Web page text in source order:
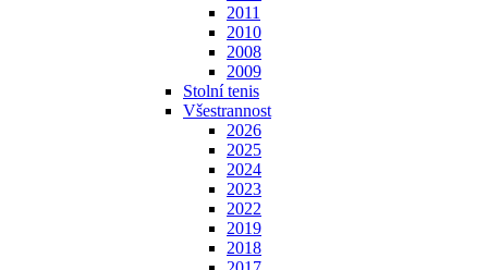
2011
2010
2008
2009
Stolní tenis
Všestrannost
2026
2025
2024
2023
2022
2019
2018